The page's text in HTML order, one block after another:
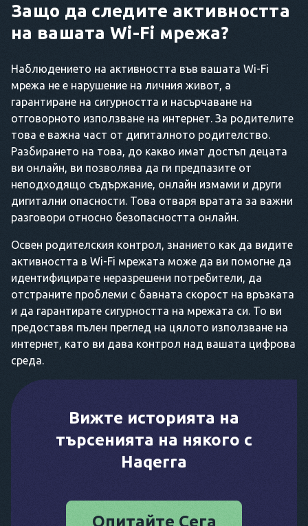
Защо да следите активността
на вашата Wi-Fi мрежа?
Наблюдението на активността във вашата Wi-Fi
мрежа не е нарушение на личния живот, а
гарантиране на сигурността и насърчаване на
отговорното използване на интернет. За родителите
това е важна част от дигиталното родителство.
Разбирането на това, до какво имат достъп децата
ви онлайн, ви позволява да ги предпазите от
неподходящо съдържание, онлайн измами и други
дигитални опасности. Това отваря вратата за важни
разговори относно безопасността онлайн.
Освен родителския контрол, знанието как да видите
активността в Wi-Fi мрежата може да ви помогне да
идентифицирате неразрешени потребители, да
отстраните проблеми с бавната скорост на връзката
и да гарантирате сигурността на мрежата си. То ви
предоставя пълен преглед на цялото използване на
интернет, като ви дава контрол над вашата цифрова
среда.
Вижте историята на
търсенията на някого с
Haqerra
Опитайте Сега